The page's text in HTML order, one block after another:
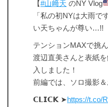
【#山﨑天 のNY Vlog
「私の初NYは大雨で
い天ちゃんが尊い…!!
テンションMAXで挑
渡辺直美さんと表紙
入しました！
前編では、ソロ撮影
𝗖𝗟𝗜𝗖𝗞 ➤https://t.co/